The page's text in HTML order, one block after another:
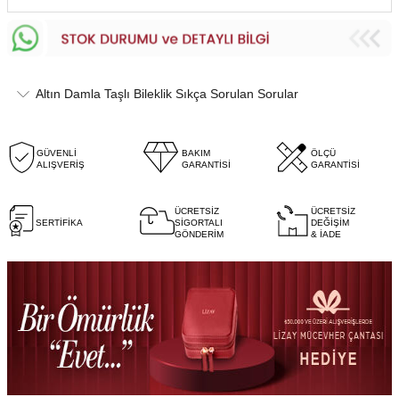
Altın Damla Taşlı Bileklik Sıkça Sorulan Sorular
GÜVENLİ
ALIŞVERİŞ
BAKIM
GARANTİSİ
ÖLÇÜ
GARANTİSİ
SERTİFİKA
ÜCRETSİZ
SİGORTALI
GÖNDERİM
ÜCRETSİZ
DEĞİŞİM
& İADE